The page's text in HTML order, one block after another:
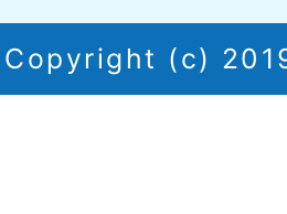
Copyright (c)